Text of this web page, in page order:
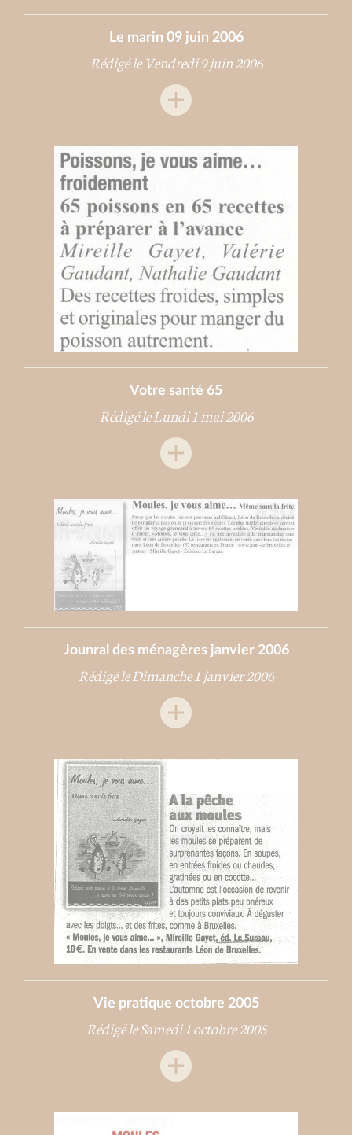
Le marin 09 juin 2006
Rédigé le Vendredi 9 juin 2006
Votre santé 65
Rédigé le Lundi 1 mai 2006
Jounral des ménagères janvier 2006
Rédigé le Dimanche 1 janvier 2006
Vie pratique octobre 2005
Rédigé le Samedi 1 octobre 2005